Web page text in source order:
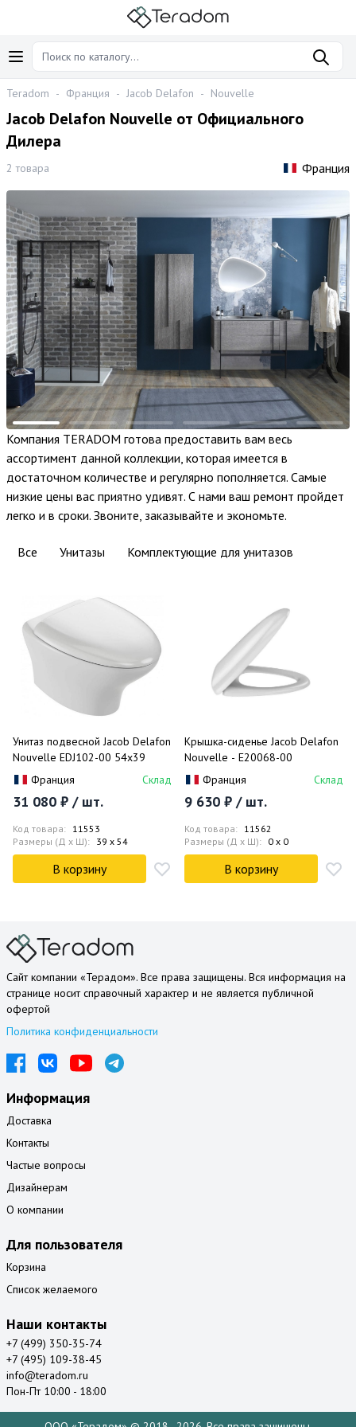
Teradom - Франция - Jacob Delafon - Nouvelle
Jacob Delafon Nouvelle от Официального
Дилера
2 товара Франция
Компания TERADOM готова предоставить вам весь
ассортимент данной коллекции, которая имеется в
достаточном количестве и регулярно пополняется. Самые
низкие цены вас приятно удивят. С нами ваш ремонт пройдет
легко и в сроки. Звоните, заказывайте и экономьте.
Все Унитазы Комплектующие для унитазов
Унитаз подвесной Jacob Delafon
Nouvelle EDJ102-00 54x39
Франция
Склад
31 080 ₽ / шт.
Код товара: 11553
Размеры (Д x Ш): 39 x 54
В корзину
Крышка-сиденье Jacob Delafon
Nouvelle - E20068-00
Франция
Склад
9 630 ₽ / шт.
Код товара: 11562
Размеры (Д x Ш): 0 x 0
В корзину
Сайт компании «Терадом». Все права защищены. Вся информация на
странице носит справочный характер и не является публичной
офертой
Политика конфиденциальности
Информация
Доставка
Контакты
Частые вопросы
Дизайнерам
О компании
Для пользователя
Корзина
Список желаемого
Наши контакты
+7 (499) 350-35-74
+7 (495) 109-38-45
info@teradom.ru
Пон-Пт 10:00 - 18:00